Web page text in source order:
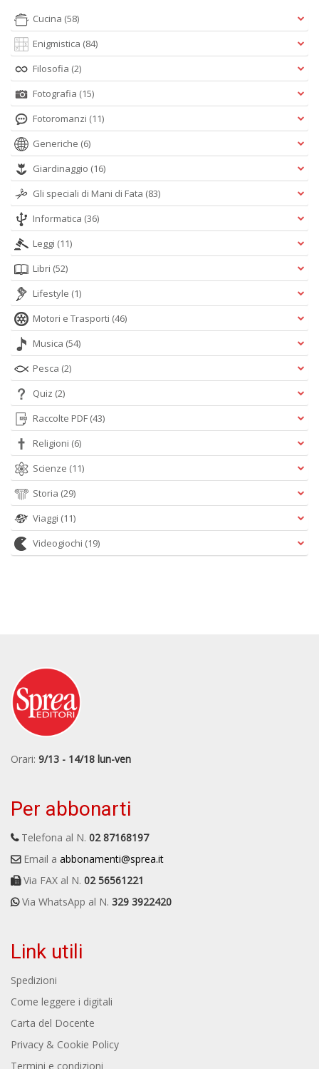
Cucina (58)
Enigmistica (84)
Filosofia (2)
Fotografia (15)
Fotoromanzi (11)
Generiche (6)
Giardinaggio (16)
Gli speciali di Mani di Fata (83)
Informatica (36)
Leggi (11)
Libri (52)
Lifestyle (1)
Motori e Trasporti (46)
Musica (54)
Pesca (2)
Quiz (2)
Raccolte PDF (43)
Religioni (6)
Scienze (11)
Storia (29)
Viaggi (11)
Videogiochi (19)
Orari: 9/13 - 14/18 lun-ven
Per abbonarti
Telefona al N. 02 87168197
Email a abbonamenti@sprea.it
Via FAX al N. 02 56561221
Via WhatsApp al N. 329 3922420
Link utili
Spedizioni
Come leggere i digitali
Carta del Docente
Privacy & Cookie Policy
Termini e condizioni